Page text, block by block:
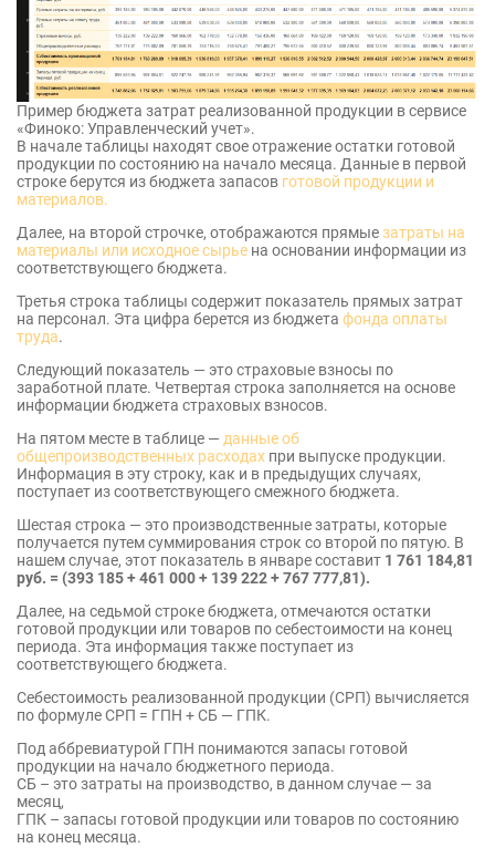
Пример бюджета затрат реализованной продукции в сервисе
«Финоко: Управленческий учет».
В начале таблицы находят свое отражение остатки готовой
продукции по состоянию на начало месяца. Данные в первой
строке берутся из бюджета запасов готовой продукции и
материалов.
Далее, на второй строчке, отображаются прямые затраты на
материалы или исходное сырье на основании информации из
соответствующего бюджета.
Третья строка таблицы содержит показатель прямых затрат
на персонал. Эта цифра берется из бюджета фонда оплаты
труда.
Следующий показатель — это страховые взносы по
заработной плате. Четвертая строка заполняется на основе
информации бюджета страховых взносов.
На пятом месте в таблице — данные об
общепроизводственных расходах при выпуске продукции.
Информация в эту строку, как и в предыдущих случаях,
поступает из соответствующего смежного бюджета.
Шестая строка — это производственные затраты, которые
получается путем суммирования строк со второй по пятую. В
нашем случае, этот показатель в январе составит 1 761 184,81
руб. = (393 185 + 461 000 + 139 222 + 767 777,81).
Далее, на седьмой строке бюджета, отмечаются остатки
готовой продукции или товаров по себестоимости на конец
периода. Эта информация также поступает из
соответствующего бюджета.
Себестоимость реализованной продукции (СРП) вычисляется
по формуле СРП = ГПН + СБ — ГПК.
Под аббревиатурой ГПН понимаются запасы готовой
продукции на начало бюджетного периода.
СБ – это затраты на производство, в данном случае — за
месяц,
ГПК – запасы готовой продукции или товаров по состоянию
на конец месяца.